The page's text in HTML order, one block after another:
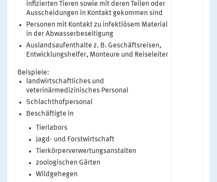
infizierten Tieren sowie mit deren Teilen oder
Ausscheidungen in Kontakt gekommen sind
Personen mit Kontakt zu infektiösem Material
in der Abwasserbeseitigung
Auslandsaufenthalte z. B. Geschäftsreisen,
Entwicklungshelfer, Monteure und Reiseleiter
Beispiele:
landwirtschaftliches und
veterinärmedizinisches Personal
Schlachthofpersonal
Beschäftigte in
Tierlabors
Jagd- und Forstwirtschaft
Tierkörperverwertungsanstalten
zoologischen Gärten
Wildgehegen